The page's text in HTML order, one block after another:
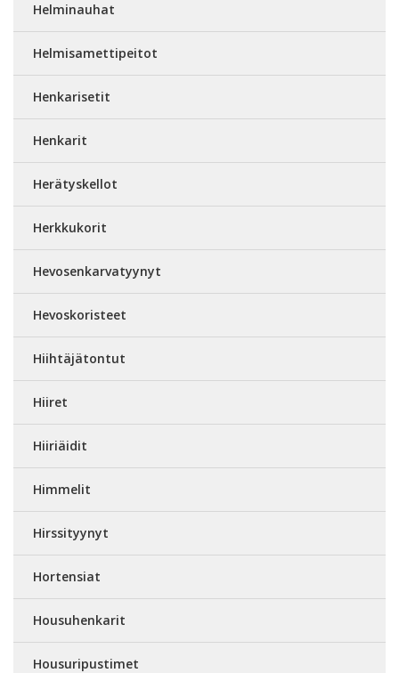
Helminauhat
Helmisamettipeitot
Henkarisetit
Henkarit
Herätyskellot
Herkkukorit
Hevosenkarvatyynyt
Hevoskoristeet
Hiihtäjätontut
Hiiret
Hiiriäidit
Himmelit
Hirssityynyt
Hortensiat
Housuhenkarit
Housuripustimet